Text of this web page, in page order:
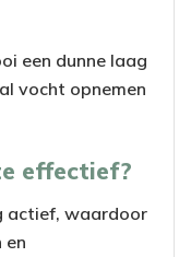
een dunne laag
vocht opnemen
effectief?
actief, waardoor
en